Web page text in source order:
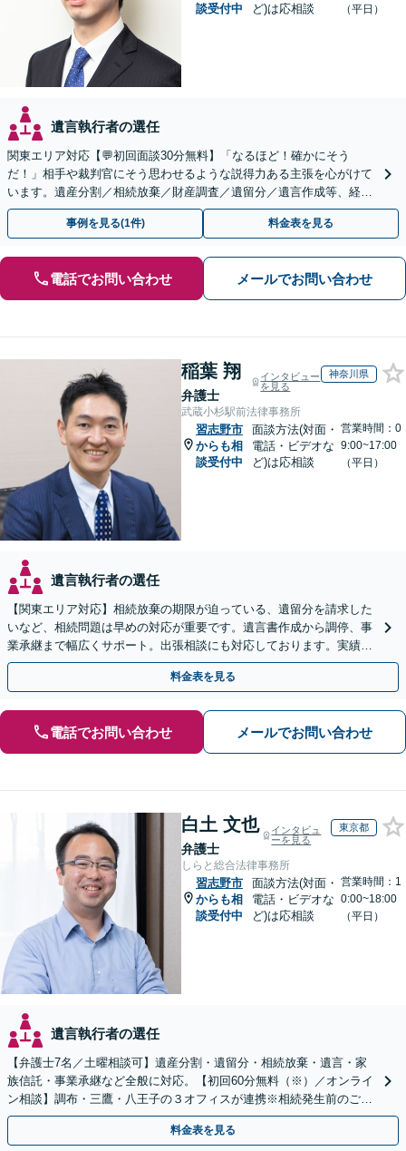
談受付中
ど)は応相談
（平日）
遺言執行者の選任
関東エリア対応【💬初回面談30分無料】「なるほど！確かにそう
だ！」相手や裁判官にそう思わせるような説得力ある主張を心がけて
います。遺産分割／相続放棄／財産調査／遺留分／遺言作成等、経験
豊富な事務所。複雑な手続を代行【年間相談100件以上】
事例を見る(1件) 料金表を見る
電話でお問い合わせ メールでお問い合わせ
稲葉 翔
弁護士
インタビュー
を見る
神奈川県
武蔵小杉駅前法律事務所
習志野市
からも相
談受付中
面談方法(対面・
電話・ビデオな
ど)は応相談
営業時間：0
9:00~17:00
（平日）
遺言執行者の選任
【関東エリア対応】相続放棄の期限が迫っている、遺留分を請求した
いなど、相続問題は早めの対応が重要です。遺言書作成から調停、事
業承継まで幅広くサポート。出張相談にも対応しております。実績豊
富な当事務所へ今すぐご連絡ください【初回相談無料】
料金表を見る
電話でお問い合わせ メールでお問い合わせ
白土 文也
弁護士
インタビュ
ーを見る
東京都
しらと総合法律事務所
習志野市
からも相
談受付中
面談方法(対面・
電話・ビデオな
ど)は応相談
営業時間：1
0:00~18:00
（平日）
遺言執行者の選任
【弁護士7名／土曜相談可】遺産分割・遺留分・相続放棄・遺言・家
族信託・事業承継など全般に対応。【初回60分無料（※）／オンライ
ン相談】調布・三鷹・八王子の３オフィスが連携※相続発生前のご相
談など有料相談になるものもございます。
料金表を見る